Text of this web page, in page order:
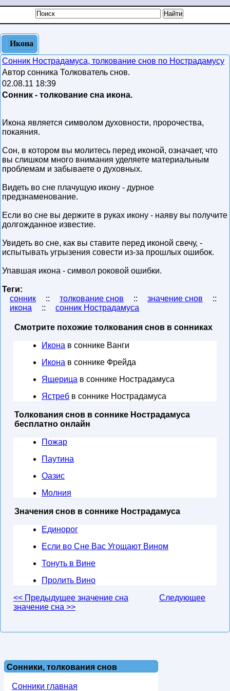
Икона
Сонник Нострадамуса, толкование снов по Нострадамусу
Автор сонника Толкователь снов.
02.08.11 18:39
Сонник - толкование сна икона.
Икона является символом духовности, пророчества,
покаяния.
Сон, в котором вы молитесь перед иконой, означает, что
вы слишком много внимания уделяете материальным
проблемам и забываете о духовных.
Видеть во сне плачущую икону - дурное
предзнаменование.
Если во сне вы держите в руках икону - наяву вы получите
долгожданное известие.
Увидеть во сне, как вы ставите перед иконой свечу, -
испытывать угрызения совести из-за прошлых ошибок.
Упавшая икона - символ роковой ошибки.
Теги:
сонник
:: толкование снов :: значение снов
::
икона
:: сонник Нострадамуса
Смотрите похожие толкования снов в сонниках
Икона в соннике Ванги
Икона в соннике Фрейда
Ящерица в соннике Нострадамуса
Ястреб в соннике Нострадамуса
Толкования снов в соннике Нострадамуса
бесплатно онлайн
Пожар
Паутина
Оазис
Молния
Значения снов в соннике Нострадамуса
Единорог
Если во Сне Вас Угощают Вином
Тонуть в Вине
Пролить Вино
<< Предыдущее значение сна
Следующее
значение сна >>
Сонники, толкования снов
Сонники главная